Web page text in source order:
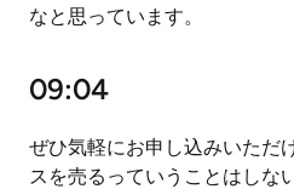
なと思っています。
09:04
ぜひ気軽にお申し込みいただ
スを売るっていうことはしな